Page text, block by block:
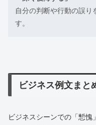
自分の判断や行動の誤り
す。
ビジネス例文まと
ビジネスシーンでの「慙